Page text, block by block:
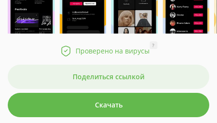
Проверено на вирусы
?
Поделиться ссылкой
Скачать